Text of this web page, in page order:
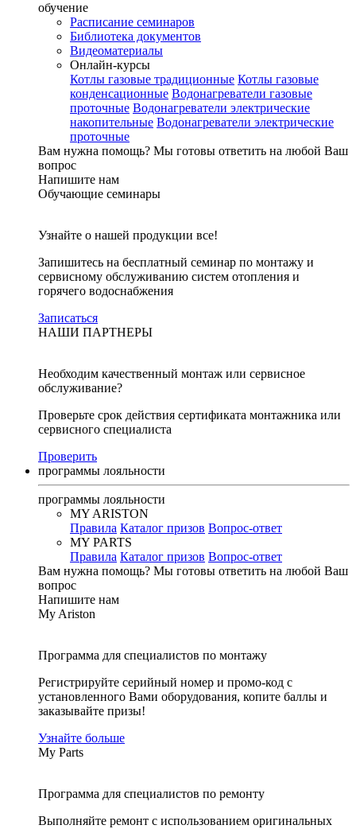
обучение
Расписание семинаров
Библиотека документов
Видеоматериалы
Онлайн-курсы
Котлы газовые традиционные Котлы газовые
конденсационные Водонагреватели газовые
проточные Водонагреватели электрические
накопительные Водонагреватели электрические
проточные
Вам нужна помощь? Мы готовы ответить на любой Ваш
вопрос
Напишите нам
Обучающие семинары
Узнайте о нашей продукции все!
Запишитесь на бесплатный семинар по монтажу и
сервисному обслуживанию систем отопления и
горячего водоснабжения
Записаться
НАШИ ПАРТНЕРЫ
Необходим качественный монтаж или сервисное
обслуживание?
Проверьте срок действия сертификата монтажника или
сервисного специалиста
Проверить
программы лояльности
программы лояльности
MY ARISTON
Правила Каталог призов Вопрос-ответ
MY PARTS
Правила Каталог призов Вопрос-ответ
Вам нужна помощь? Мы готовы ответить на любой Ваш
вопрос
Напишите нам
My Ariston
Программа для специалистов по монтажу
Регистрируйте серийный номер и промо-код с
установленного Вами оборудования, копите баллы и
заказывайте призы!
Узнайте больше
My Parts
Программа для специалистов по ремонту
Выполняйте ремонт с использованием оригинальных